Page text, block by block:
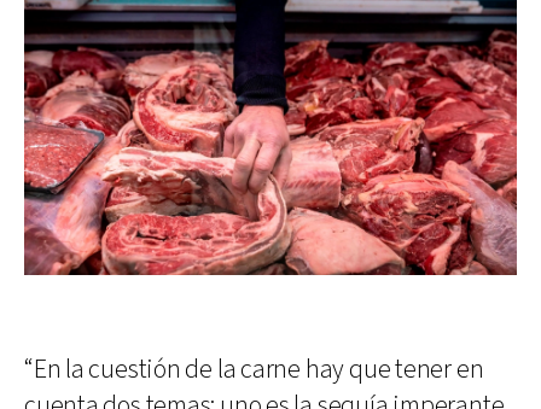
“En la cuestión de la carne hay que tener en